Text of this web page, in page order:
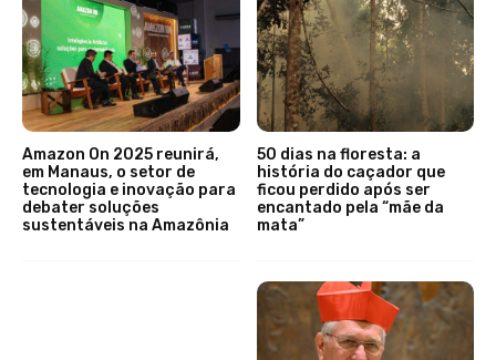
Amazon On 2025 reunirá,
em Manaus, o setor de
tecnologia e inovação para
debater soluções
sustentáveis na Amazônia
50 dias na floresta: a
história do caçador que
ficou perdido após ser
encantado pela “mãe da
mata”